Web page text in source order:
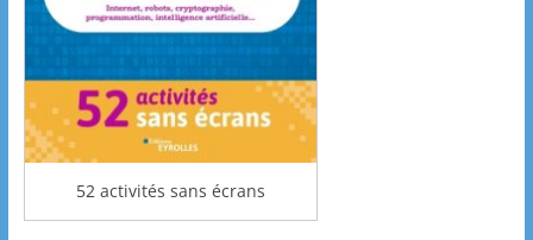
52 activités sans écrans